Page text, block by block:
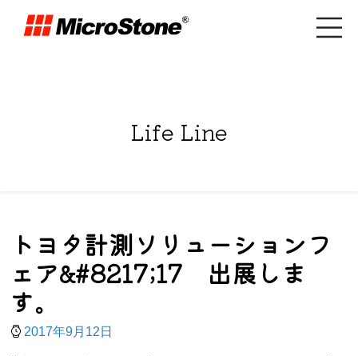
Life Line
トヨタ計測ソリューションフ
ェア&#8217;17 出展しま
す。
2017年9月12日